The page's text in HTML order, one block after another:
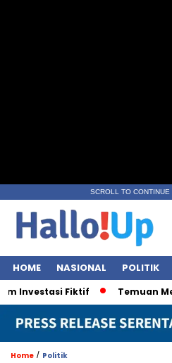
SCROLL TO CONTINUE
HOME NASIONAL POLITIK
Fiktif Temuan
Home / Politik